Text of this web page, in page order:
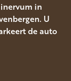
in
U
de auto